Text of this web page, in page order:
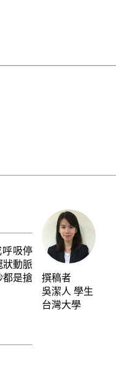
吸停
動脈
是搶
撰稿者
吳潔人 學生
台灣大學